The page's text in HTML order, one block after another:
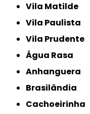
Vila Matilde
Vila Paulista
Vila Prudente
Água Rasa
Anhanguera
Brasilândia
Cachoeirinha